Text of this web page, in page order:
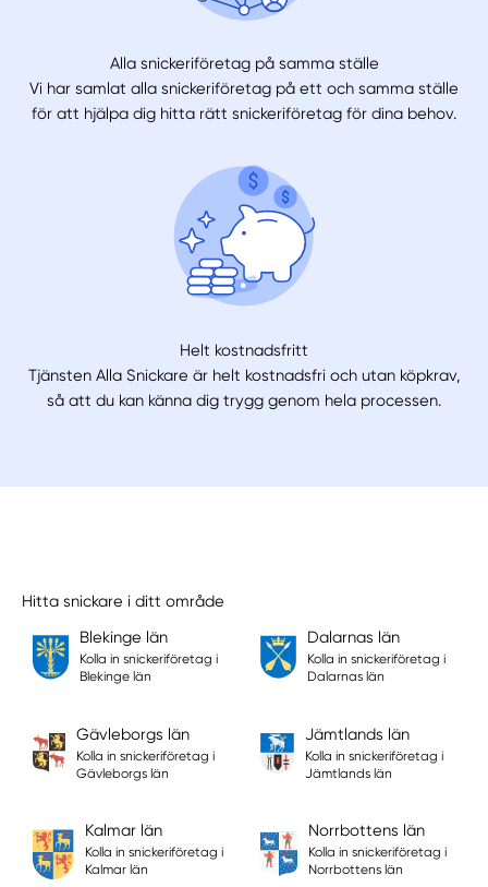
Alla snickeriföretag på samma ställe
Vi har samlat alla snickeriföretag på ett och samma ställe
för att hjälpa dig hitta rätt snickeriföretag för dina behov.
Helt kostnadsfritt
Tjänsten Alla Snickare är helt kostnadsfri och utan köpkrav,
så att du kan känna dig trygg genom hela processen.
Hitta snickare i ditt område
Blekinge län
Kolla in snickeriföretag i
Blekinge län
Dalarnas län
Kolla in snickeriföretag i
Dalarnas län
Gävleborgs län
Kolla in snickeriföretag i
Gävleborgs län
Jämtlands län
Kolla in snickeriföretag i
Jämtlands län
Kalmar län
Kolla in snickeriföretag i
Kalmar län
Norrbottens län
Kolla in snickeriföretag i
Norrbottens län